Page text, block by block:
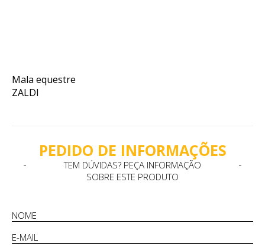
Mala equestre
ZALDI
PEDIDO DE INFORMAÇÕES
TEM DÚVIDAS? PEÇA INFORMAÇÃO
SOBRE ESTE PRODUTO